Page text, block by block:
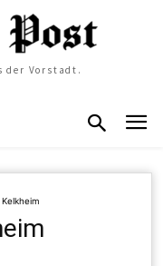
der Vorstadt.